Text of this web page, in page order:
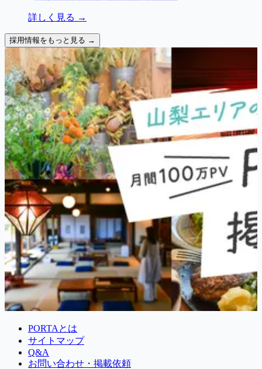
詳しく見る →
採用情報をもっと見る →
PORTAとは
サイトマップ
Q&A
お問い合わせ・掲載依頼